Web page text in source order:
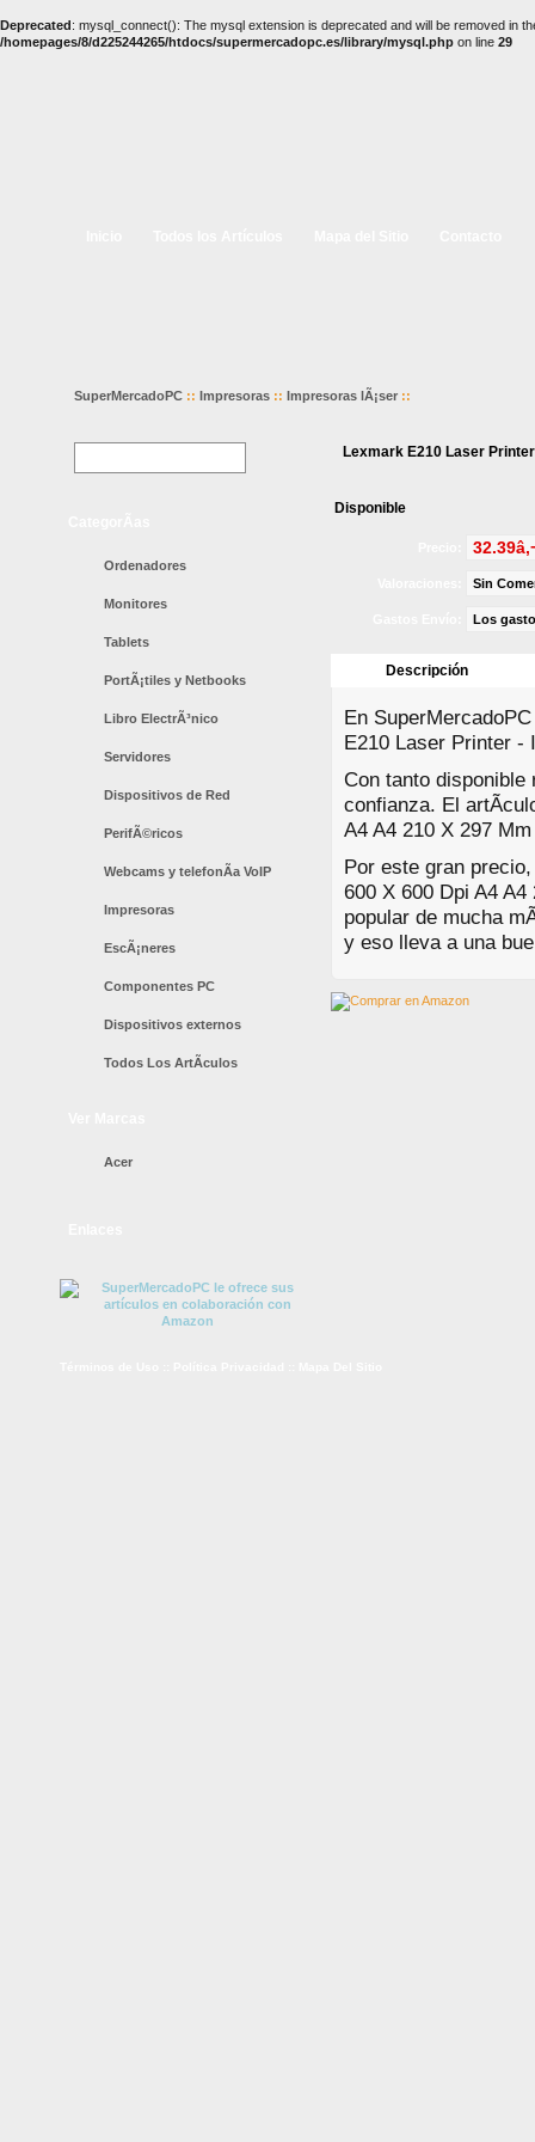
Deprecated: mysql_connect(): The mysql extension is deprecated and will be removed in
/homepages/8/d225244265/htdocs/supermercadopc.es/library/mysql.php on line 29
SuperMercadoPC :: Impresoras :: Impresoras lÃ¡ser ::
Ordenadores
Monitores
Tablets
PortÃ¡tiles y Netbooks
Libro ElectrÃ³nico
Servidores
Dispositivos de Red
PerifÃ©ricos
Webcams y telefonÃ­a VoIP
Impresoras
EscÃ¡neres
Componentes PC
Dispositivos externos
Todos Los ArtÃ­culos
Acer
Lexmark E210 Laser
Disponible
Sin
Los
Descripción
En
E210 Laser Printer -
Con tanto
confianza. El
A4 A4 210 X 297
Por este gran
600 X 600 Dpi A4
popular de mucha
y eso lleva a una